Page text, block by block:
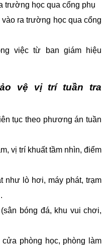
trường học qua cổng phụ
ra trường học qua cổng
việc từ ban giám hiệu
vệ vị trí tuần tra
tục theo phương án tuần
vị trí khuất tầm nhìn, điểm
như lò hơi, máy phát, trạm
bóng đá, khu vui chơi,
phòng học, phòng làm